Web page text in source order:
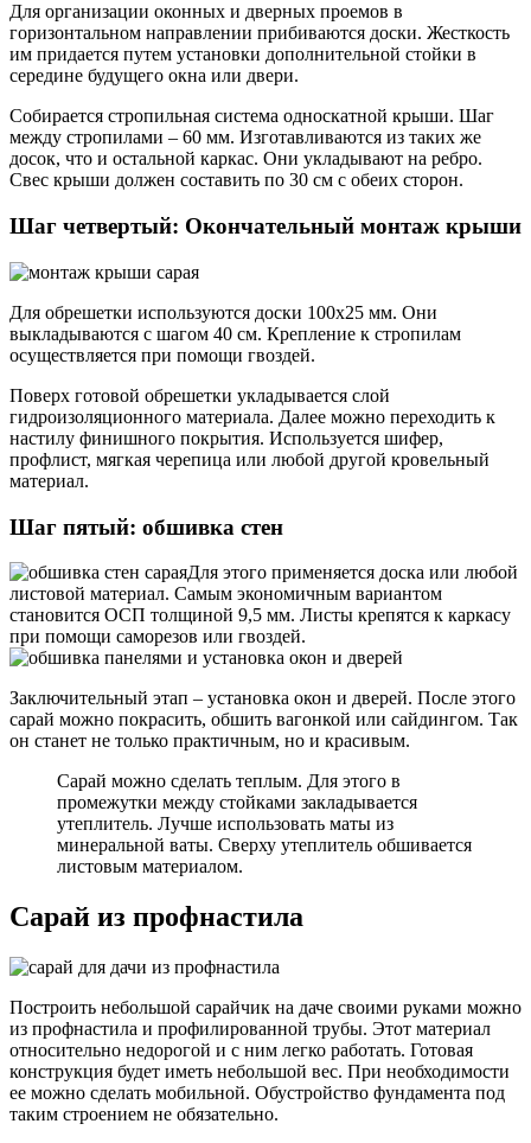
Для организации оконных и дверных проемов в
горизонтальном направлении прибиваются доски. Жесткость
им придается путем установки дополнительной стойки в
середине будущего окна или двери.
Собирается стропильная система односкатной крыши. Шаг
между стропилами – 60 мм. Изготавливаются из таких же
досок, что и остальной каркас. Они укладывают на ребро.
Свес крыши должен составить по 30 см с обеих сторон.
Шаг четвертый: Окончательный монтаж крыши
Для обрешетки используются доски 100х25 мм. Они
выкладываются с шагом 40 см. Крепление к стропилам
осуществляется при помощи гвоздей.
Поверх готовой обрешетки укладывается слой
гидроизоляционного материала. Далее можно переходить к
настилу финишного покрытия. Используется шифер,
профлист, мягкая черепица или любой другой кровельный
материал.
Шаг пятый: обшивка стен
Для этого применяется доска или любой
листовой материал. Самым экономичным вариантом
становится ОСП толщиной 9,5 мм. Листы крепятся к каркасу
при помощи саморезов или гвоздей.
Заключительный этап – установка окон и дверей. После этого
сарай можно покрасить, обшить вагонкой или сайдингом. Так
он станет не только практичным, но и красивым.
Сарай можно сделать теплым. Для этого в
промежутки между стойками закладывается
утеплитель. Лучше использовать маты из
минеральной ваты. Сверху утеплитель обшивается
листовым материалом.
Сарай из профнастила
Построить небольшой сарайчик на даче своими руками можно
из профнастила и профилированной трубы. Этот материал
относительно недорогой и с ним легко работать. Готовая
конструкция будет иметь небольшой вес. При необходимости
ее можно сделать мобильной. Обустройство фундамента под
таким строением не обязательно.